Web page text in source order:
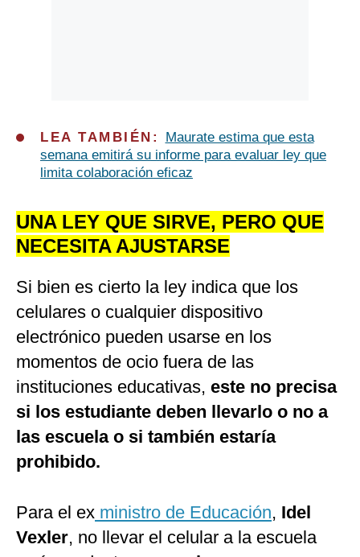
LEA TAMBIÉN:
Maurate estima que esta
semana emitirá su informe para evaluar ley que
limita colaboración eficaz
UNA LEY QUE SIRVE, PERO QUE
NECESITA AJUSTARSE
Si bien es cierto la ley indica que los
celulares o cualquier dispositivo
electrónico pueden usarse en los
momentos de ocio fuera de las
instituciones educativas, este no precisa
si los estudiante deben llevarlo o no a
las escuela o si también estaría
prohibido.
Para el ex ministro de Educación, Idel
Vexler, no llevar el celular a la escuela